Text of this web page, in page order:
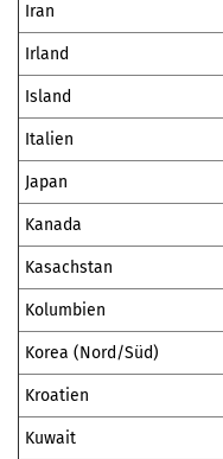
Iran
Irland
Island
Italien
Japan
Kanada
Kasachstan
Kolumbien
Korea (Nord/Süd)
Kroatien
Kuwait